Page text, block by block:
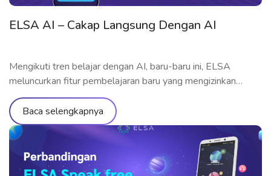
ELSA AI – Cakap Langsung Dengan AI
Mengikuti tren belajar dengan AI, baru-baru ini, ELSA
meluncurkan fitur pembelajaran baru yang mengizinkan
pembelajar berlatih berbicara langsung dengan AI. Yuk
memahami fitur-fiturnya secara terlinci melalui artikel di
bawah ini! Apa itu ELSA AI? Diluncurkan pada September
2023, ELSA AI merupakan fitur terbaru dari aplikasi ELSA
Speak, yang mengizinkan pengguna berlatih komunikasi
dengan AI dalam […]
Baca selengkapnya